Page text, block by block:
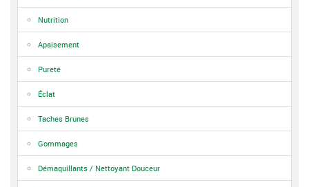
Nutrition
Apaisement
Pureté
Éclat
Taches Brunes
Gommages
Démaquillants / Nettoyant Douceur